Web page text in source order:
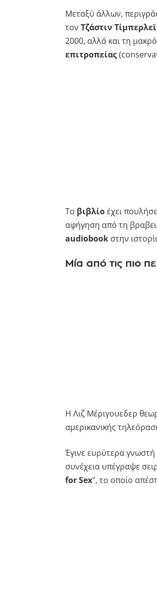
Μεταξύ άλλων,
τον Τζάστιν
2000, αλλά και τη
επιτροπείας
Το βιβλίοέχει
αφήγηση από τη
audiobookστην
Μία από τις πιο
Η Λιζ Μέριγουεδερ
αμερικανικής
Έγινε ευρύτερα
συνέχεια υπέγραψε
for Sex", το οποίο